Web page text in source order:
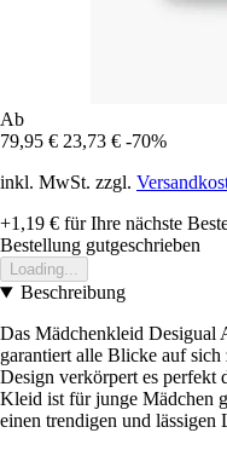
Ab
79,95 € 23,73 € -70%
inkl. MwSt. zzgl.
+1,19 € für Ihre nächste
Bestellung gutgeschrieben
Loading...
Beschreibung
Das Mädchenkleid Desigual
garantiert alle Blicke auf
Design verkörpert es perfekt
Kleid ist für junge Mädchen
einen trendigen und lässigen